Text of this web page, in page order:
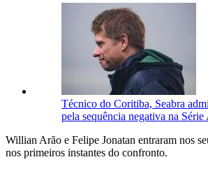
Técnico do Coritiba, Seabra
pela sequência negativa na Série
Willian Arão e Felipe Jonatan entraram nos
nos primeiros instantes do confronto.